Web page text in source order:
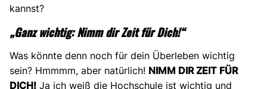
kannst?
„Ganz wichtig: Nimm dir Zeit für Dich!“
Was könnte denn noch für dein Überleben wichtig
sein? Hmmmm, aber natürlich! NIMM DIR ZEIT FÜR
DICH! Ja ich weiß die Hochschule ist wichtig und